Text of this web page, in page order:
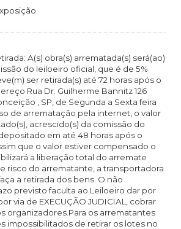
A(s) obra(s) arrematada(s) será(ao)
do leiloeiro oficial, que é de 5%
ser retirada(s) até 72 horas após o
Rua Dr. Guilherme Bannitz 126
, SP, de Segunda a Sexta feira
de arrematação pela internet, o valor
acrescido(s) da comissão do
em até 48 horas após o
que o valor estiver compensado o
a liberação total do arremate
risco do arrematante, a transportadora
a retirada dos bens. O não
previsto faculta ao Leiloeiro dar por
via de EXECUÇÃO JUDICIAL, cobrar
organizadores.Para os arrematantes
impossibilitados de retirar os lotes no